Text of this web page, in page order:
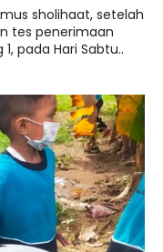
sholihaat, setelah
tes penerimaan
pada Hari Sabtu..